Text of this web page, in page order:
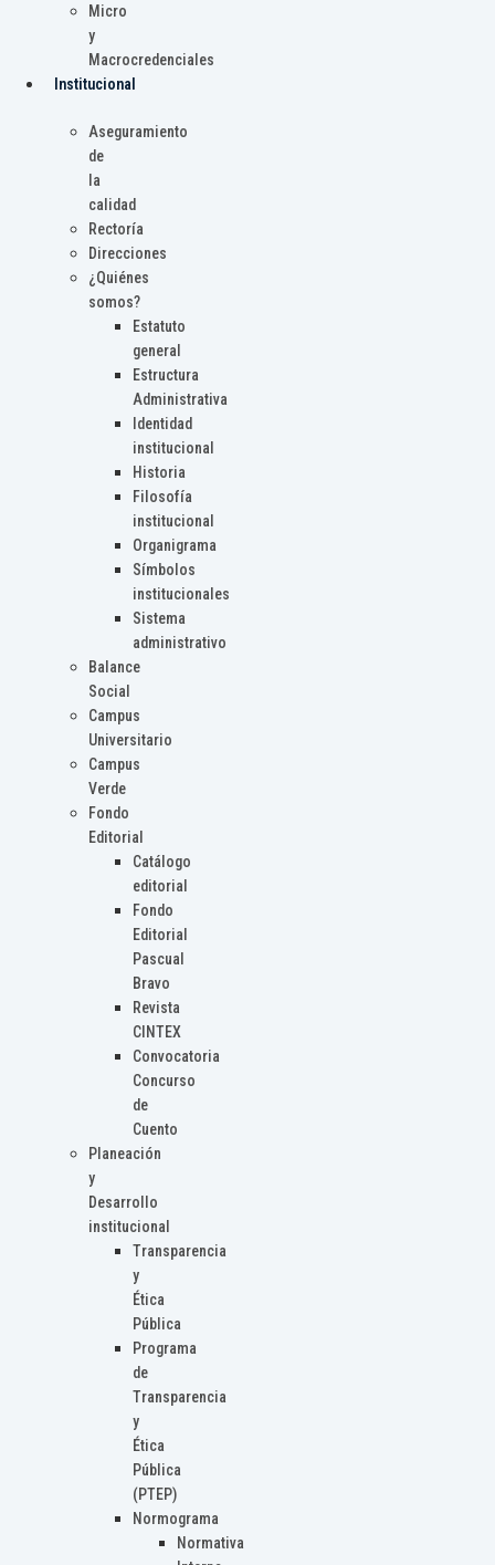
Micro
y
Macrocredenciales
Institucional
Aseguramiento
de
la
calidad
Rectoría
Direcciones
¿Quiénes
somos?
Estatuto
general
Estructura
Administrativa
Identidad
institucional
Historia
Filosofía
institucional
Organigrama
Símbolos
institucionales
Sistema
administrativo
Balance
Social
Campus
Universitario
Campus
Verde
Fondo
Editorial
Catálogo
editorial
Fondo
Editorial
Pascual
Bravo
Revista
CINTEX
Convocatoria
Concurso
de
Cuento
Planeación
y
Desarrollo
institucional
Transparencia
y
Ética
Pública
Programa
de
Transparencia
y
Ética
Pública
(PTEP)
Normograma
Normativa